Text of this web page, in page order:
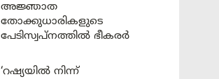
അജ്ഞാത
തോക്കുധാരികളുടെ
പേടിസ്വപ്നത്തിൽ ഭീകരർ
‘റഷ്യയിൽ നിന്ന്